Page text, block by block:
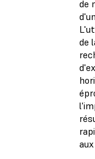
de
de